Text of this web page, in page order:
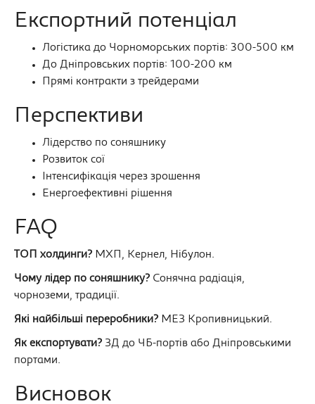
Експортний потенціал
Логістика до Чорноморських портів: 300-500 км
До Дніпровських портів: 100-200 км
Прямі контракти з трейдерами
Перспективи
Лідерство по соняшнику
Розвиток сої
Інтенсифікація через зрошення
Енергоефективні рішення
FAQ
ТОП холдинги? МХП, Кернел, Нібулон.
Чому лідер по соняшнику? Сонячна радіація,
чорноземи, традиції.
Які найбільші переробники? МЕЗ Кропивницький.
Як експортувати? ЗД до ЧБ-портів або Дніпровськими
портами.
Висновок